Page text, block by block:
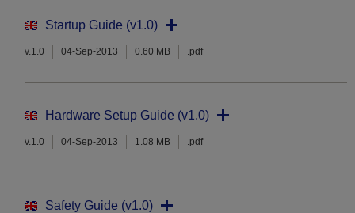
Startup Guide (v1.0)
v.1.0 04-Sep-2013 0.60 MB .pdf
Hardware Setup Guide (v1.0)
v.1.0 04-Sep-2013 1.08 MB .pdf
Safety Guide (v1.0)